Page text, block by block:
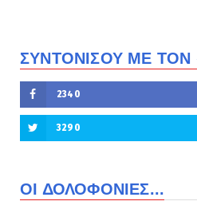
ΣΥΝΤΟΝΙΣΟΥ ΜΕ ΤΟΝ
2340
3290
ΟΙ ΔΟΛΟΦΟΝΙΕΣ...